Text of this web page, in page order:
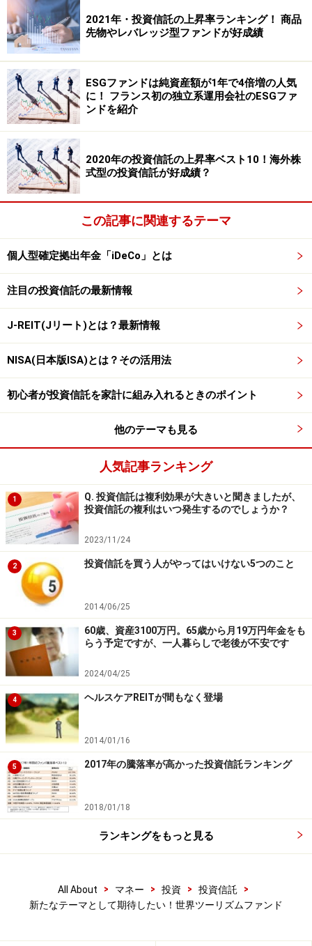
ム関連株式ファンド」とキャピタルアセットマネジメン
トの「世界ツーリズム株式ファンド」です。
大和証券投資信託委託のダイワ世界ツーリズム関連株式
ファンドは、2014年11月28日の設定ですから運用が開始
されてからまもなく5年になります。設定来の運用成績
は2019年6月28日現在6.0％とやや低迷しています。投資
対象はアメリカが約62％、日本が約16％、イギリスが約
8％と続いています。
組入上位10銘柄の資産配分比率は49％とやや集中してお
グ・ホールディングスなどが並びます。日本を含む世界
の株式等の中から、ツーリズム産業の成長の恩恵を受け
る企業の株式に投資されると交付目論見書に記載されて
いますが、業種でいうと一般消費財・サービスへの配分
割合が約72％と偏りがあるように見えます。
キャピタルアセットマネジメントの「世界ツーリズム株
式ファンド」は、2019年6月28日に新規設定されたファ
ンドであることから、組入比率などはわかりません。た
だ、同社のマーケティング本部の話を聞いたところ、一
般消費財・サービスなどの一部の業種に偏るような運用
は行わない予定とのことでした。
また、銘柄設定にあたってはスペインのバルセロナに本
拠をおく「GVC Gaesco社」のアドバイスを受けていま
す。同社が運用するユーロ建ての類似ファンド（2014年
2月設定）の運用成績は年率リターンで9.84％の好成績を
あげています。
今後の高い成長が期待できる観光産業。テーマ型ファン
ドはポートフォリオへの組み入れが難しいですが、コア
資産はベーシックな資産で運用し、サテライト資産は世
界ツーリズムファンドのように遊び心のあるファンで運
用するのも1つの手といえるでしょう。
【関連記事をチェック】
「平成」最終年度の年間上昇率が高かった投資信託は？
バランス型の投資信託は「隔月型」が人気に
2018年・最も運用成績が良かったファンドは？J-REITフ
ァンドが健闘
本記事の内容は一般的な情報提供を目的としており、特定の金融
商品や投資行動を推奨するものではありません。
2021年・投資信託の上昇率ランキング！ 商品
先物やレバレッジ型ファンドが好成績
ESGファンドは純資産額が1年で4倍増の人気
に！ フランス初の独立系運用会社のESGファ
ンドを紹介
2020年の投資信託の上昇率ベスト10！海外株
式型の投資信託が好成績？
この記事に関連するテーマ
個人型確定拠出年金「iDeCo」とは
注目の投資信託の最新情報
J-REIT(Jリート)とは？最新情報
NISA(日本版ISA)とは？その活用法
初心者が投資信託を家計に組み入れるときのポイント
他のテーマも見る
人気記事ランキング
1
Q. 投資信託は複利効果が大きいと聞きましたが、
投資信託の複利はいつ発生するのでしょうか？
2023/11/24
2 投資信託を買う人がやってはいけない5つのこと
2014/06/25
3
60歳、資産3100万円。65歳から月19万円年金をも
らう予定ですが、一人暮らしで老後が不安です
2024/04/25
4 ヘルスケアREITが間もなく登場
2014/01/16
5 2017年の騰落率が高かった投資信託ランキング
2018/01/18
ランキングをもっと見る
All About > マネー > 投資 > 投資信託
>
新たなテーマとして期待したい！世界ツーリズムファンド